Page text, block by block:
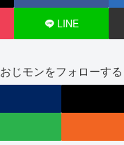
LINE
おじモンをフォローする